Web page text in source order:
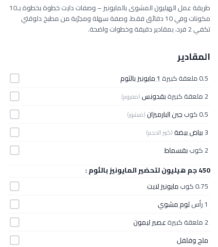
طريقة عمل الهيليون المشوى بالمايونيز – وصفات دايت خطوة بخطوة بـ10
مكونات وفي 10 دقائق فقط. وصفة سهلة ومجرّبة من مطبخ دلوقتي
تكفي 2 فرد، بمقادير دقيقة وخطوات واضحة.
المقادير
0.5 ملعقة كبيرة
1 مايونيز بالثوم
2 ملعقة كبيرة
بقدونس(مفروم)
0.5 كوب جبن البارميزان(مبشور)
3بياض بيضة(كبير الحجم)
2 كوب
بقسماط
450 جم هيليون لتحضير المايونيز بالثوم :
0.75 كوب
مايونيز لايت
1 رأس
ثوم مشوي
2 ملعقة كبيرة
عصير ليمون
ملح وفلفل